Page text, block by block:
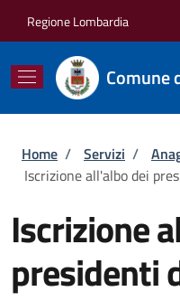
Regione Lombardia
Comune
Briciole di
Home / Servizi /
Iscrizione all'albo dei
Iscrizione
presidenti